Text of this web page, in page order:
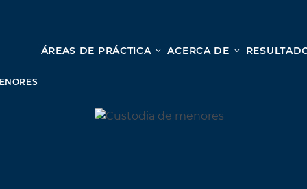
ÁREAS DE PRÁCTICA
ACCIDENTES AUTOMOVILÍSTICOS
ACERCA DE